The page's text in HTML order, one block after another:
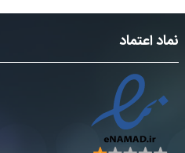
نماد اعتماد